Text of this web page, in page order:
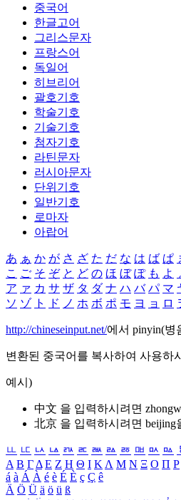
중국어
한글고어
그리스문자
프랑스어
독일어
히브리어
괄호기호
학술기호
기술기호
첨자기호
라틴문자
러시아문자
단위기호
일반기호
로마자
아랍어
あ ぁ か が さ ざ た だ な は ば ぱ
こ ご そ ぞ と ど の ほ ぼ ぽ も よ
ア ァ カ サ ザ タ ダ ナ ハ バ パ マ
ソ ゾ ト ド ノ ホ ボ ポ モ ヨ ョ ロ
http://chineseinput.net/에서 pinyin(병
변환된 중국어를 복사하여 사용하
예시)
中文 을 입력하시려면
北京 을 입력하시려면 beijing
ㅥ ㅦ ㅧ ㅨ ㅩ ㅪ ㅫ ㅬ ㅭ ㅮ ㅯ ㅰ
Α Β ΓΔ Ε Ζ Η Θ Ι ΚΛ Μ Ν Ξ Ο Π Ρ
á à Á À é è É È ç Ç ê
Ä Ö Ü ä ö ü ß